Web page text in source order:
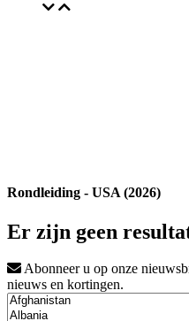
Rondleiding - USA (2026)
Er zijn geen
Abonneer u op onze
nieuws en kortingen.